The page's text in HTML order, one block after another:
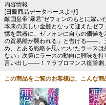
内容情報
[日販商品データベースより]
敵国皇帝“暴君”ゼフォンのもとに嫁い
本来の美しい金髪となって迎えたゼ
憶を武器に、ゼフォンに自らの価値
の貿易船が襲われる」と告げる――。
め、とある戦略を思いついたラース
ない」次第にラースの動向に興味を
言い出し――！？ラブロマンス復讐劇
この商品をご覧のお客様は、こんな商